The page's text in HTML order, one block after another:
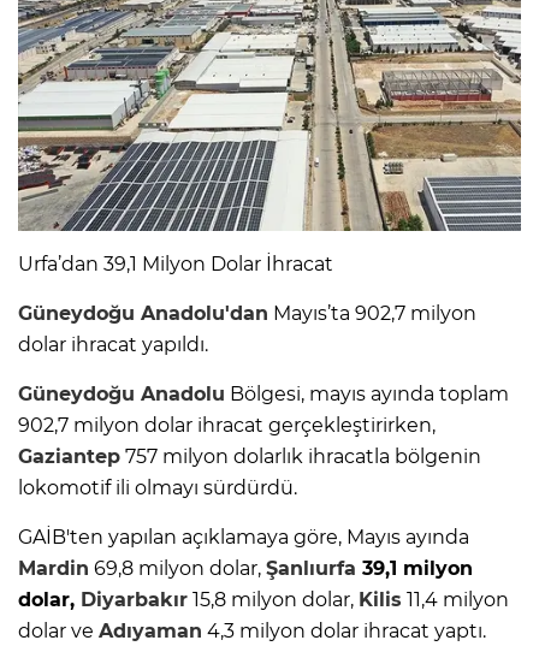
Urfa’dan 39,1 Milyon Dolar İhracat
Güneydoğu Anadolu'dan Mayıs’ta 902,7 milyon
dolar ihracat yapıldı.
Güneydoğu Anadolu Bölgesi, mayıs ayında toplam
902,7 milyon dolar ihracat gerçekleştirirken,
Gaziantep 757 milyon dolarlık ihracatla bölgenin
lokomotif ili olmayı sürdürdü.
GAİB'ten yapılan açıklamaya göre, Mayıs ayında
Mardin 69,8 milyon dolar, Şanlıurfa 39,1 milyon
dolar, Diyarbakır 15,8 milyon dolar, Kilis 11,4 milyon
dolar ve Adıyaman 4,3 milyon dolar ihracat yaptı.